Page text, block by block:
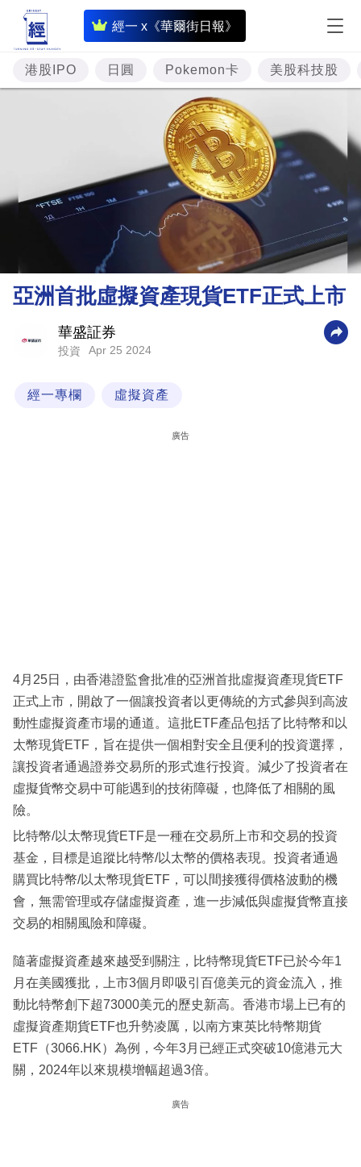
經一 x《華爾街日報》
即
時
財
經
市
理
財
商
業
閱
專
區
港股IPO 日圓 Pokemon卡 美股科技股
亞洲首批虛擬資產現貨ETF正式上市
華盛証券
投資 Apr 25 2024
經一專欄 虛擬資產
廣告
4月25日，由香港證監會批准的亞洲首批虛擬資產現貨ETF
正式上市，開啟了一個讓投資者以更傳統的方式參與到高波
動性虛擬資產市場的通道。這批ETF產品包括了比特幣和以
太幣現貨ETF，旨在提供一個相對安全且便利的投資選擇，
讓投資者通過證券交易所的形式進行投資。減少了投資者在
虛擬貨幣交易中可能遇到的技術障礙，也降低了相關的風
險。
比特幣/以太幣現貨ETF是一種在交易所上市和交易的投資
基金，目標是追蹤比特幣/以太幣的價格表現。投資者通過
購買比特幣/以太幣現貨ETF，可以間接獲得價格波動的機
會，無需管理或存儲虛擬資產，進一步減低與虛擬貨幣直接
交易的相關風險和障礙。
隨著虛擬資產越來越受到關注，比特幣現貨ETF已於今年1
月在美國獲批，上市3個月即吸引百億美元的資金流入，推
動比特幣創下超73000美元的歷史新高。香港市場上已有的
虛擬資產期貨ETF也升勢凌厲，以南方東英比特幣期貨
ETF（3066.HK）為例，今年3月已經正式突破10億港元大
關，2024年以來規模增幅超過3倍。
廣告